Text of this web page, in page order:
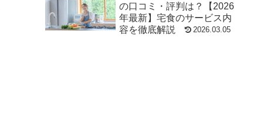
の口コミ・評判は？【2026
年最新】宅食のサービス内
容を徹底解説
2026.03.05